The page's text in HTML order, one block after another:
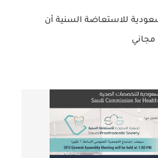
للاستعاضة السنية أن
مجاني